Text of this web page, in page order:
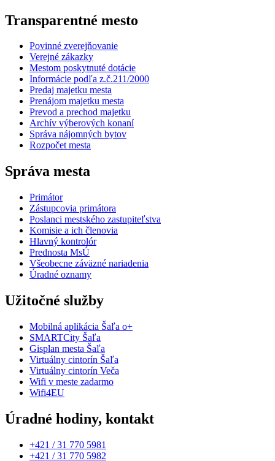
Transparentné mesto
Povinné zverejňovanie
Verejné zákazky
Mestom poskytnuté dotácie
Informácie podľa z.č.211/2000
Predaj majetku mesta
Prenájom majetku mesta
Prevod a prechod majetku
Archív výberových konaní
Správa nájomných bytov
Rozpočet mesta
Správa mesta
Primátor
Zástupcovia primátora
Poslanci mestského zastupiteľstva
Komisie a ich členovia
Hlavný kontrolór
Prednosta MsÚ
Všeobecne záväzné nariadenia
Úradné oznamy
Užitočné služby
Mobilná aplikácia Šaľa o+
SMARTCity Šaľa
Gisplan mesta Šaľa
Virtuálny cintorín Šaľa
Virtuálny cintorín Veča
Wifi v meste zadarmo
Wifi4EU
Úradné hodiny, kontakt
+421 / 31 770 5981
+421 / 31 770 5982